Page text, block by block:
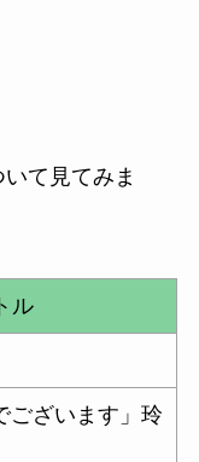
て見てみま
ル
ございます」玲